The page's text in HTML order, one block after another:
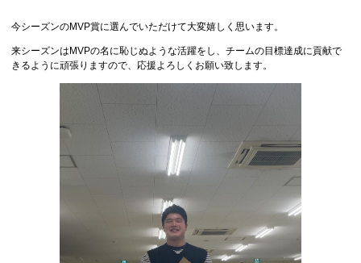
今シーズンのMVP賞に選んでいただけて大変嬉しく思います。
来シーズンはMVPの名に恥じぬような活躍をし、チームの目標達成に貢献で
きるように頑張りますので、応援よろしくお願い致します。